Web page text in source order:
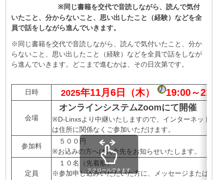
※同じ書籍を交代で音読しながら、読んで気付
いたこと、分からないこと、思い出したこと（経験）などを全
員で話をしながら進んでいきます。
※同じ書籍を交代で音読しながら、読んで気付いたこと、分か
らないこと、思い出したこと（経験）などを全員で話をしなが
ら進んでいきます。どこまで進むかは、その日次第です。
日時 2025年11月6 日（木） 19:00～
会場
オンラインシステムZoomにて開催
※D-Linxsより中継いたしますので、インターネット
は住所に関係なくご参加いただけます。
参加料
５００円
※お込みの方へは入金先をお知らせいたします。
定員
１０名（先着順）
※参加申し込みいただいた方に、メッセージまたはメ
スクロールできます